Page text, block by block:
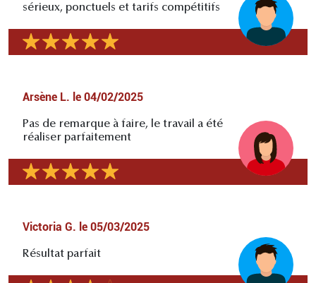
sérieux, ponctuels et tarifs compétitifs
Arsène L. le 04/02/2025
Pas de remarque à faire, le travail a été
réaliser parfaitement
Victoria G. le 05/03/2025
Résultat parfait